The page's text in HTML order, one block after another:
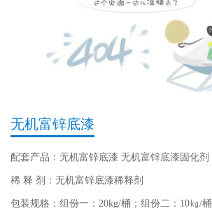
无机富锌底漆
配套产品：无机富锌底漆 无机富锌底漆固化剂
稀 释 剂：无机富锌底漆稀释剂
包装规格：组份一：20kg/桶；组份二：10㎏/桶